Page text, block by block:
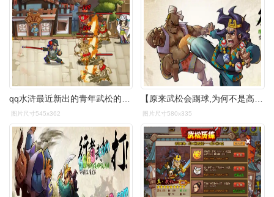
图片尺寸545x362 图片尺寸580x335